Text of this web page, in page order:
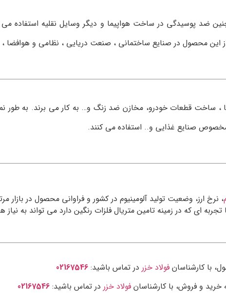
پوسیدگی در ساخت هواپیما و دیگر وسایل نقلیه استفاده می
از این محصول در صنایع ساختمانی ، صنعت دریایی ، نظامی و
صنایع غذایی و.. استفاده می کنند.
، نرخ ارز، وضعیت تولید آلومینیوم در کشور و فراوانی محصول در بازار
تجربه ای که در زمینه تامین متریال فلزات رنگین دارد می تواند
با کارشناسان فولاد خزر در تماس باشید: 02167546
و فروش، با کارشناسان فولاد خزر در تماس باشید: 02167546